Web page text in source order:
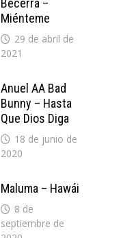
Becerra –
Miénteme
29 de abril de
2021
Anuel AA Bad
Bunny – Hasta
Que Dios Diga
18 de junio de
2020
Maluma – Hawái
8 de
septiembre de